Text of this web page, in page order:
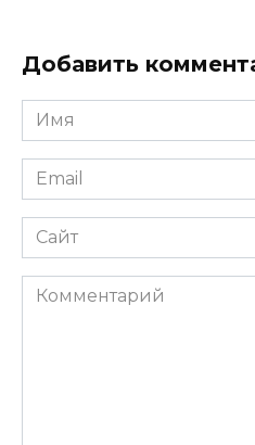
Добавить
Имя
Email
Сайт
Комментарий